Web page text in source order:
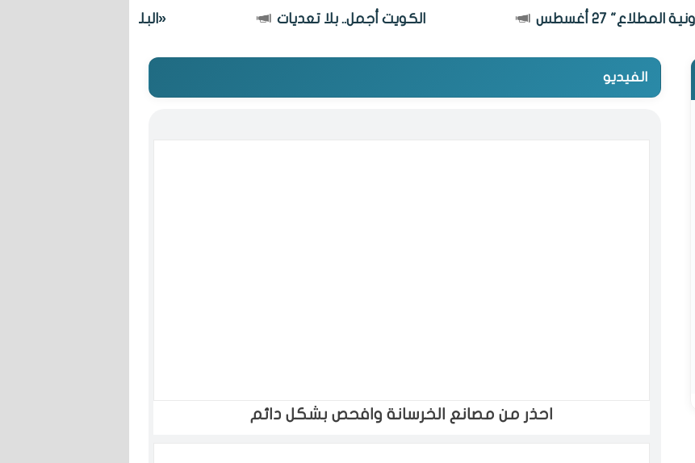
الكويت أجمل.. بلا تعديات «البلدي» يعتمد مسار طريق يربط الدائري
الفيديو
احذر من مصانع الخرسانة وافحص بشكل دائم